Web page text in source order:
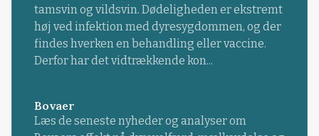
tamsvin og vildsvin. Dødeligheden er ekstremt
høj ved infektion med dyresygdommen, og der
findes hverken en behandling eller vaccine.
Derfor har det vidtrækkende kon...
Bovaer
Læs de seneste nyheder og analyser om